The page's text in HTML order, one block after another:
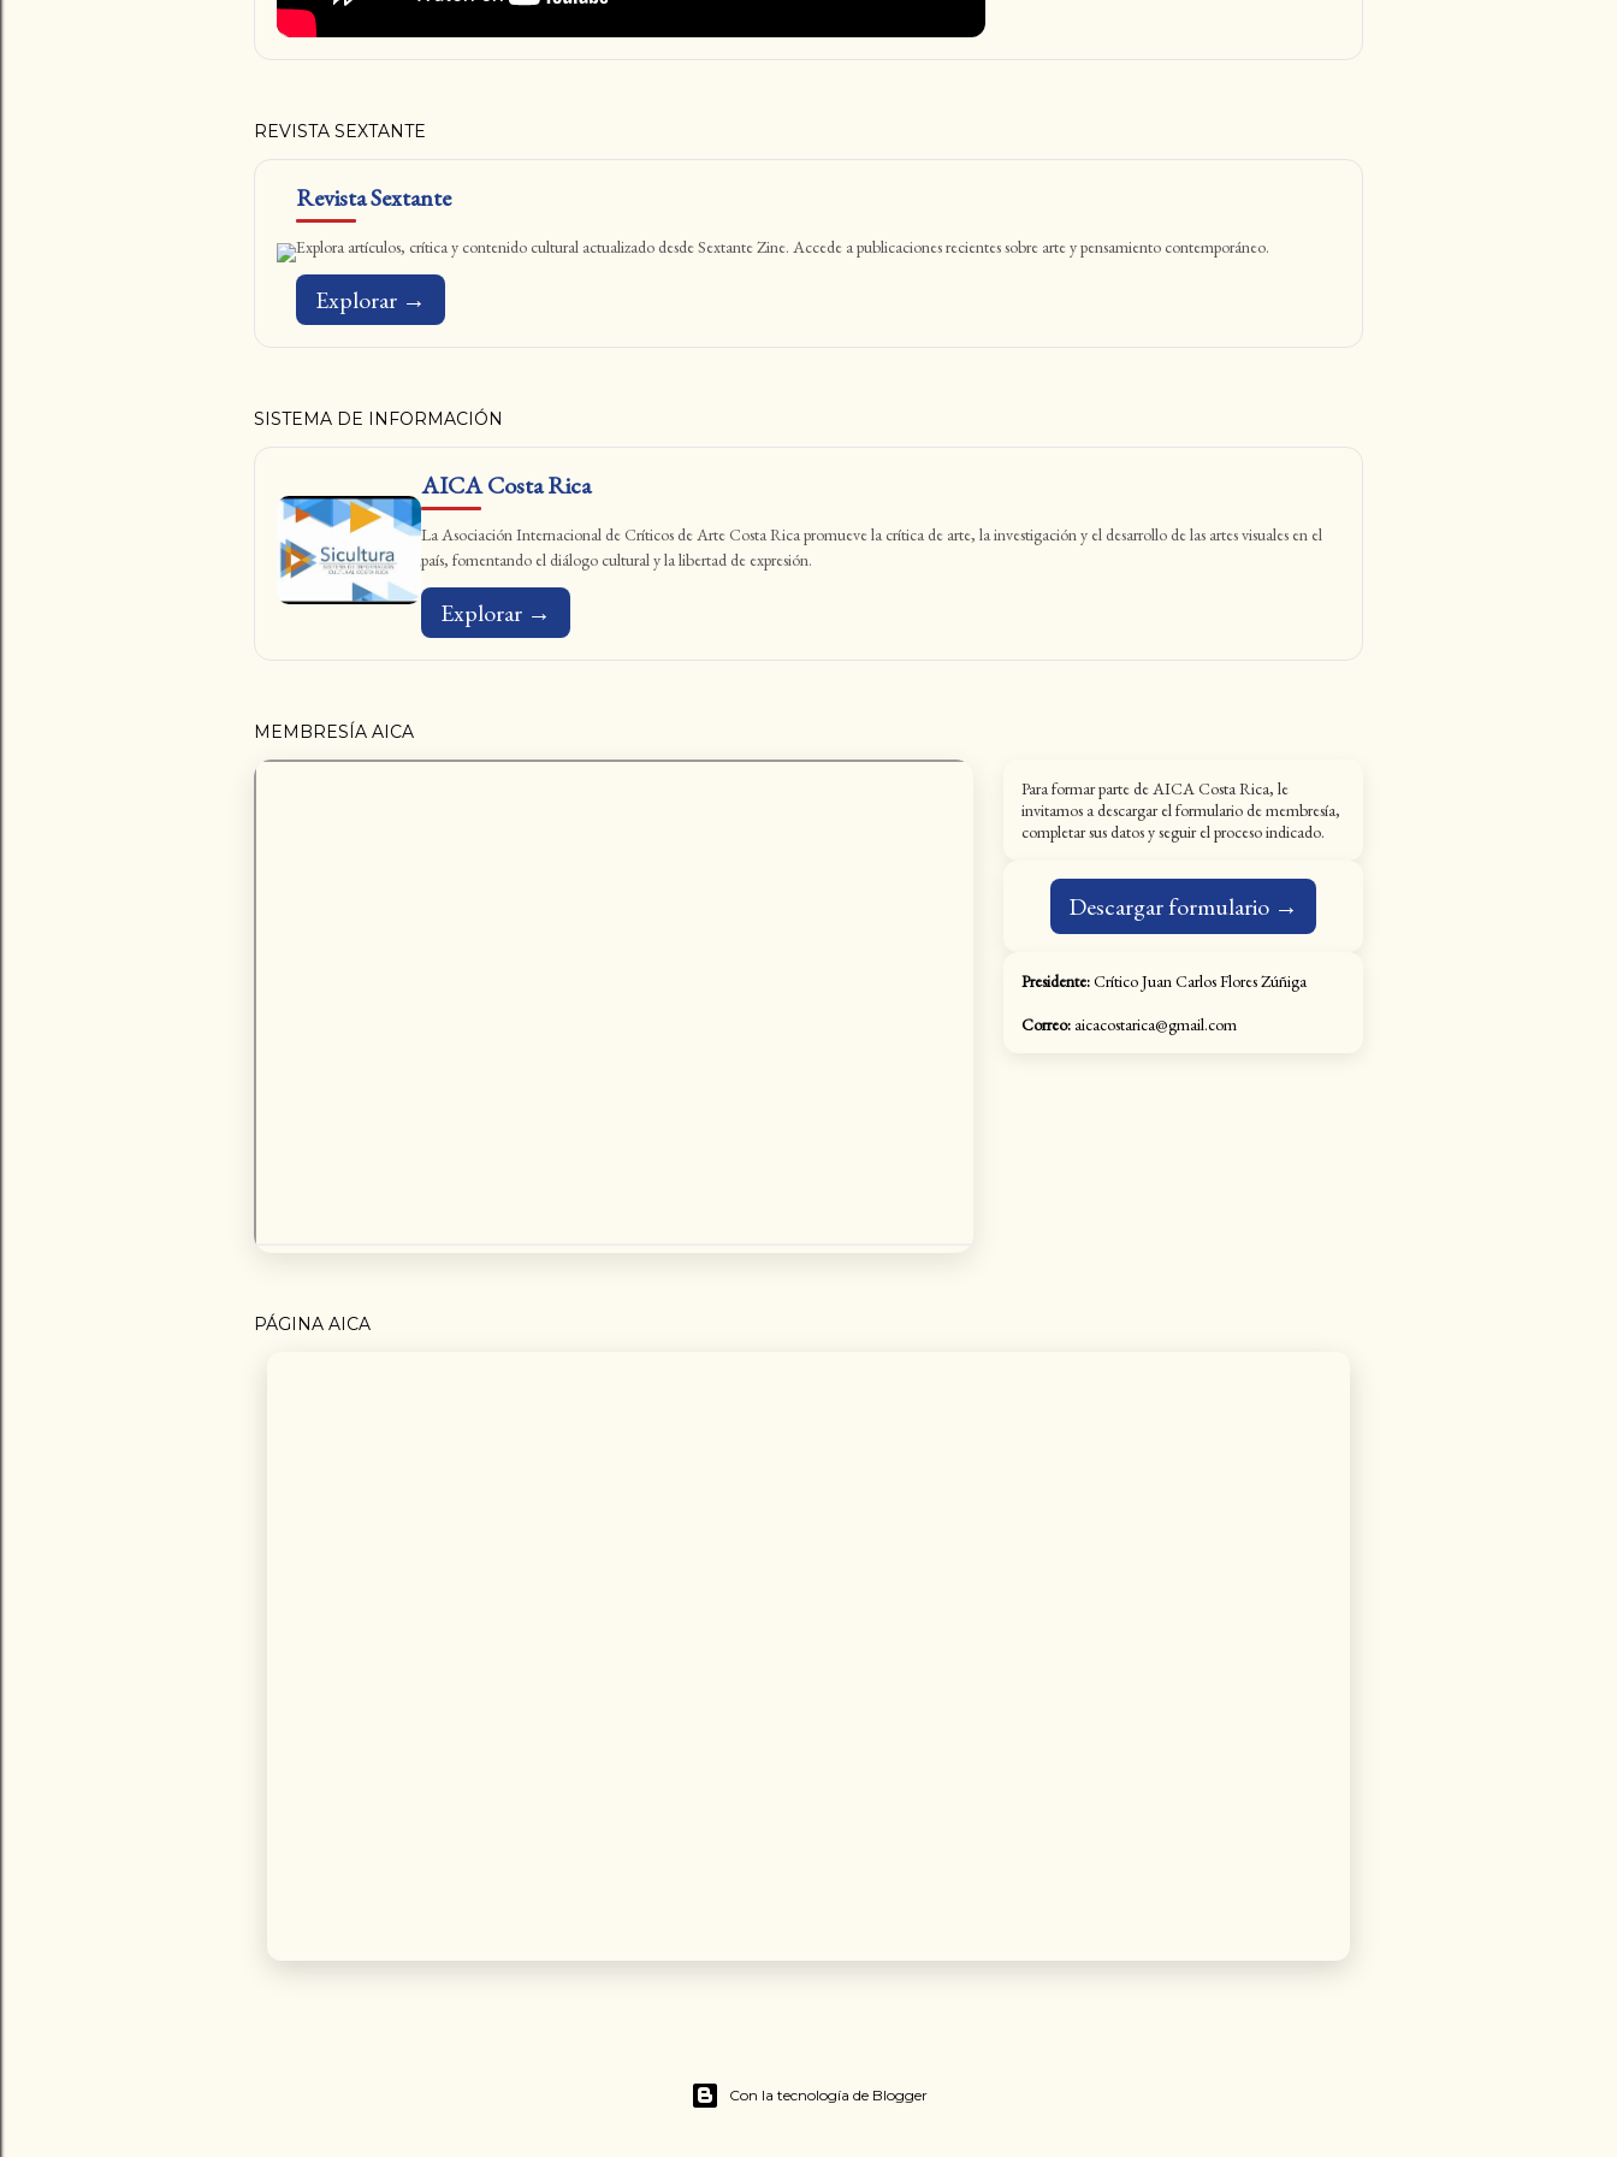
REVISTA SEXTANTE
Revista Sextante
Explora artículos, crítica y contenido cultural actualizado desde Sextante Zine. Accede a publicaciones recientes sobre arte y pensamiento contemporáneo.
Explorar →
SISTEMA DE INFORMACIÓN
AICA Costa Rica
La Asociación Internacional de Críticos de Arte Costa Rica promueve la crítica de arte, la investigación y el desarrollo de las artes visuales en el
país, fomentando el diálogo cultural y la libertad de expresión.
Explorar →
MEMBRESÍA AICA
Para formar parte de AICA Costa Rica, le
invitamos a descargar el formulario de membresía,
completar sus datos y seguir el proceso indicado.
Descargar formulario →
Presidente:Crítico Juan Carlos Flores Zúñiga
Correo: aicacostarica@gmail.com
PÁGINA AICA
Con la tecnología de Blogger